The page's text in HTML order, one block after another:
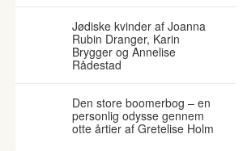
Jødiske kvinder af Joanna
Rubin Dranger, Karin
Brygger og Annelise
Rådestad
Den store boomerbog – en
personlig odysse gennem
otte årtier af Gretelise Holm